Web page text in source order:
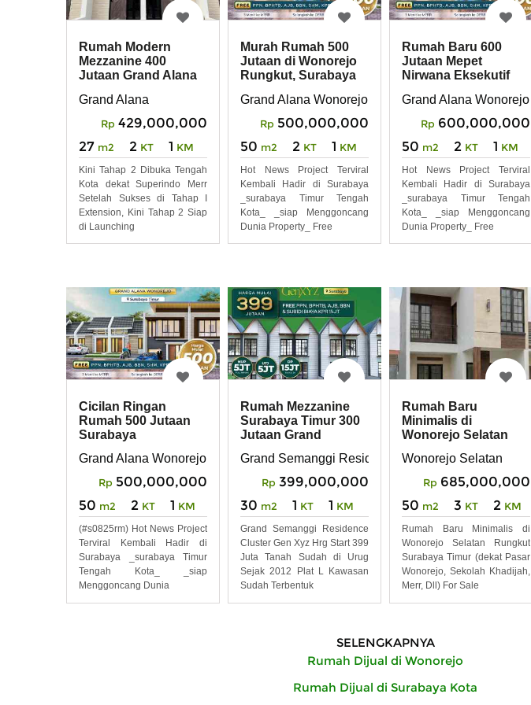
Rumah Modern
Mezzanine 400
Jutaan Grand Alana
Grand Alana
Rp 429,000,000
27 m2 2 KT 1 KM
Kini Tahap 2 Dibuka Tengah
Kota dekat Superindo Merr
Setelah Sukses di Tahap I
Extension, Kini Tahap 2 Siap
di Launching
Murah Rumah 500
Jutaan di Wonorejo
Rungkut, Surabaya
Grand Alana Wonorejo
Rp 500,000,000
50 m2 2 KT 1 KM
Hot News Project Terviral
Kembali Hadir di Surabaya
_surabaya Timur Tengah
Kota_ _siap Menggoncang
Dunia Property_ Free
Rumah Baru 600
Jutaan Mepet
Nirwana Eksekutif
MERR
Grand Alana Wonorejo
Rp 600,000,000
50 m2 2 KT 1 KM
Hot News Project Terviral
Kembali Hadir di Surabaya
_surabaya Timur Tengah
Kota_ _siap Menggoncang
Dunia Property_ Free
Cicilan Ringan
Rumah 500 Jutaan
Surabaya
Eksekutif
Grand Alana Wonorejo
Rp 500,000,000
50 m2 2 KT 1 KM
(#s0825rm) Hot News Project
Terviral Kembali Hadir di
Surabaya _surabaya Timur
Tengah Kota_ _siap
Menggoncang Dunia
Rumah Mezzanine
Surabaya Timur 300
Jutaan Grand
Grand Semanggi Residence
Rp 399,000,000
30 m2 1 KT 1 KM
Grand Semanggi Residence
Cluster Gen Xyz Hrg Start 399
Juta Tanah Sudah di Urug
Sejak 2012 Plat L Kawasan
Sudah Terbentuk
Rumah Baru
Minimalis di
Wonorejo Selatan
Timur
Wonorejo Selatan
Rp 685,000,000
50 m2 3 KT 2 KM
Rumah Baru Minimalis di
Wonorejo Selatan Rungkut
Surabaya Timur (dekat Pasar
Wonorejo, Sekolah Khadijah,
Merr, Dll) For Sale
SELENGKAPNYA
Rumah Dijual di Wonorejo
Rumah Dijual di Surabaya Kota